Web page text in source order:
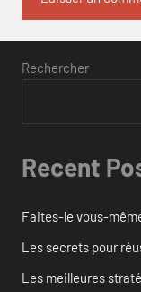
Rechercher
Recent
Faites-le vous-
Les secrets pour
Les meilleures